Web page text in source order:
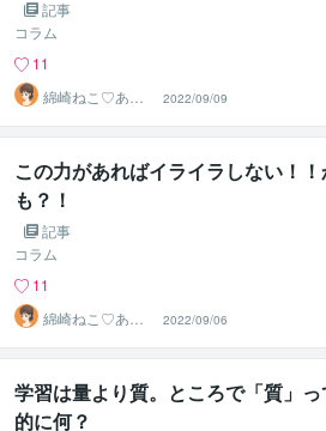
記事
コラム
11
綿崎ねこ♡あな
たの心と子育て
を応援し隊
2022/09/09
この力があればイライラしない！
も？！
記事
コラム
11
綿崎ねこ♡あな
たの心と子育て
を応援し隊
2022/09/06
学習は量より質。ところで「質」
的に何？